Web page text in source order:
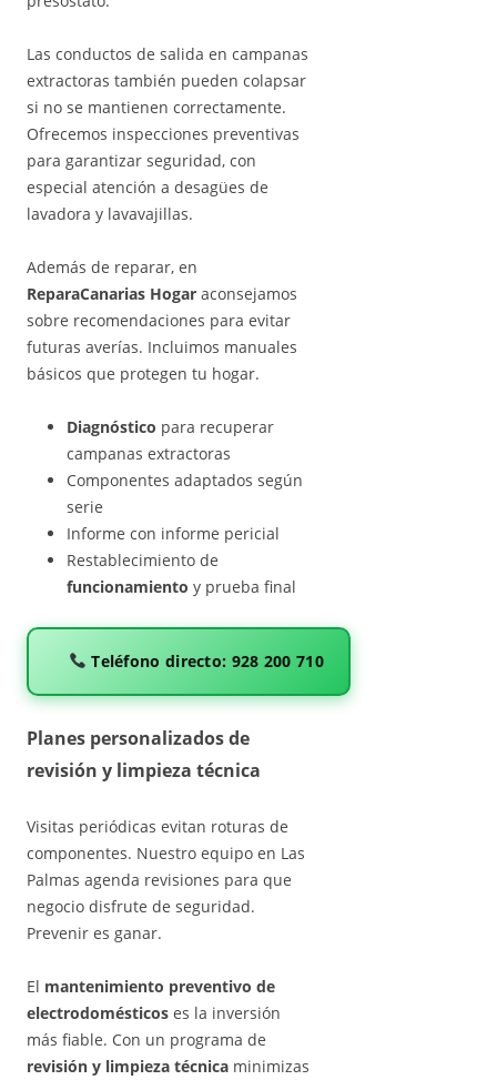
Las conductos de salida en campanas
extractoras también pueden colapsar
si no se mantienen correctamente.
Ofrecemos inspecciones preventivas
para garantizar seguridad, con
especial atención a desagües de
lavadora y lavavajillas.
Además de reparar, en
ReparaCanarias Hogar aconsejamos
sobre recomendaciones para evitar
futuras averías. Incluimos manuales
básicos que protegen tu hogar.
Diagnóstico para recuperar
campanas extractoras
Componentes adaptados según
serie
Informe con informe pericial
Restablecimiento de
funcionamiento y prueba final
Teléfono directo: 928 200 710
Planes personalizados de
revisión y limpieza técnica
Visitas periódicas evitan roturas de
componentes. Nuestro equipo en Las
Palmas agenda revisiones para que
negocio disfrute de seguridad.
Prevenir es ganar.
El mantenimiento preventivo de
electrodomésticos es la inversión
más fiable. Con un programa de
revisión y limpieza técnica minimizas